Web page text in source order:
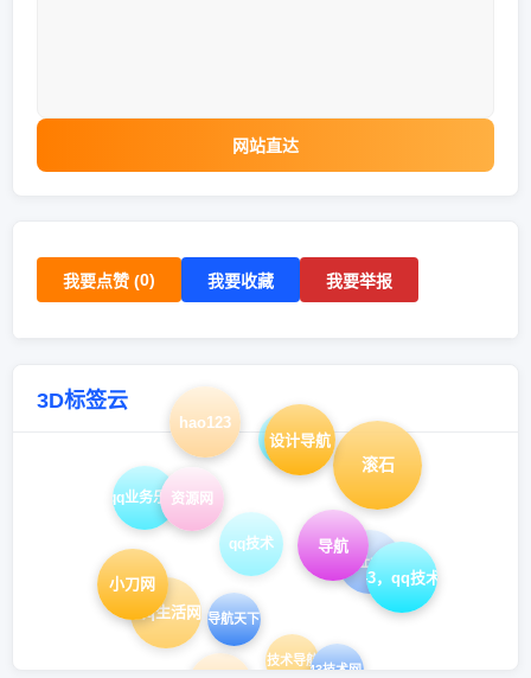
网站直达
我要点赞 (0) 我要收藏 我要举报
3D标签云
hao43，H43技术网，在线工具
hao43，qq技术导航
导航
导航天下
技术导航
网址大全
滚石
设计导航
资源网
小刀网
爱q生活网
qq技术
qq导航
hao123
qq业务乐园